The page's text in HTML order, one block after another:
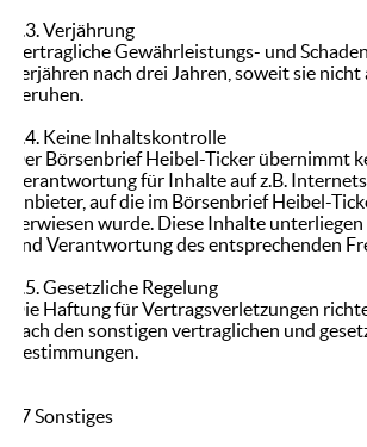
6.3. Verjährung
Vertragliche Gewährleistungs- und
verjähren nach drei Jahren, soweit sie
beruhen.
6.4. Keine Inhaltskontrolle
Der Börsenbrief Heibel-Ticker übernimmt
Verantwortung für Inhalte auf z.B.
Anbieter, auf die im Börsenbrief Heibel-
verwiesen wurde. Diese Inhalte
und Verantwortung des entsprechenden
6.5. Gesetzliche Regelung
Die Haftung für Vertragsverletzungen
nach den sonstigen vertraglichen und
Bestimmungen.
§7 Sonstiges